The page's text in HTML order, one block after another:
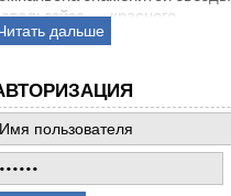
— красного
в созвездии
обсуждали странности
яркости
и только недавно
воочию увидеть её
неуловимого компаньона —
звезды в окрестностях
дальше